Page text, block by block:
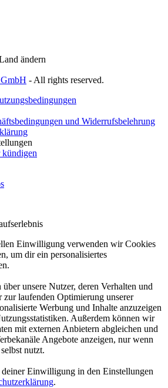
ändern
- All rights reserved.
und Widerrufsbelehrung
kündigen
Einwilligung verwenden wir Cookies
um dir ein personalisiertes
unsere Nutzer, deren Verhalten und
zur laufenden Optimierung unserer
Werbung und Inhalte anzuzeigen
Außerdem können wir
mit externen Anbietern abgleichen und
Angebote anzeigen, nur wenn
nutzt.
Einwilligung in den Einstellungen
.